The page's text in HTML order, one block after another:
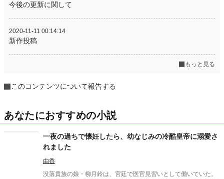
今後の更新に関して
2020-11-11 00:14:14
新作投稿
もっと見る
このコンテンツについて報告する
あなたにおすすめの小説
一夜の過ちで懐妊したら、幼なじみの冷酷皇帝に溺愛さ
れました
由香
没落貴族の娘・柳月鈴は、宮廷で医官見習いとして働いていた。